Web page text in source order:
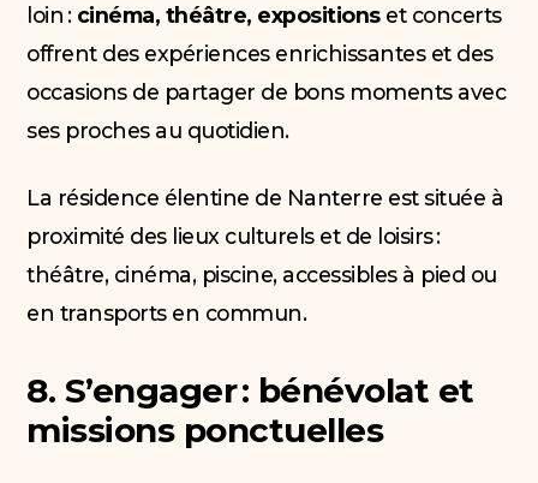
loin : cinéma, théâtre, expositionset concerts
offrent des expériences enrichissantes et des
occasions de partager de bons moments avec
ses proches au quotidien.
La résidence élentine de Nanterre est située à
proximité des lieux culturels et de loisirs :
théâtre, cinéma, piscine, accessibles à pied ou
en transports en commun.
8. S’engager : bénévolat et
missions ponctuelles